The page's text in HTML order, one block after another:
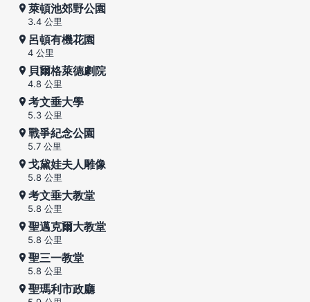
萊頓池郊野公園
3.4 公里
呂頓有機花園
4 公里
貝爾格萊德劇院
4.8 公里
考文垂大學
5.3 公里
戰爭紀念公園
5.7 公里
戈黛娃夫人雕像
5.8 公里
考文垂大教堂
5.8 公里
聖邁克爾大教堂
5.8 公里
聖三一教堂
5.8 公里
聖瑪利市政廳